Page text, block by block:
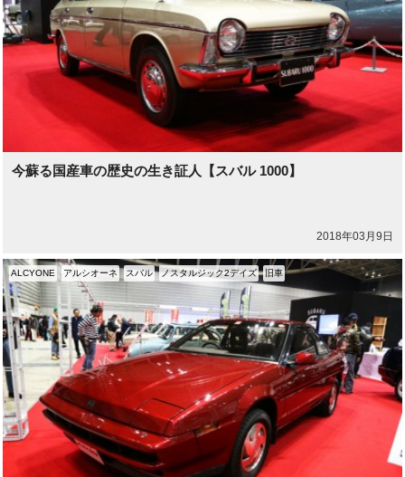
今蘇る国産車の歴史の生き証人【スバル 1000】
2018年03月9日
ALCYONE アルシオーネ スバル ノスタルジック2デイズ 旧車